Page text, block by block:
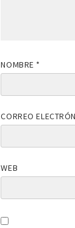
NOMBRE *
CORREO
WEB